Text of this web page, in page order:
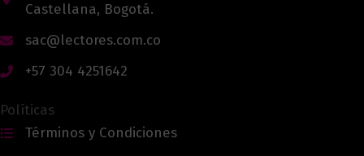
Castellana, Bogotá.
sac@lectores.com.co
+57 304 4251642
Políticas
Términos y Condiciones